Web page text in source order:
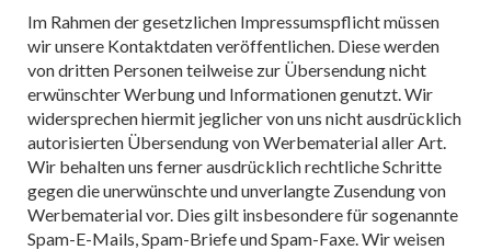
Im Rahmen der gesetzlichen Impressumspflicht müssen
wir unsere Kontaktdaten veröffentlichen. Diese werden
von dritten Personen teilweise zur Übersendung nicht
erwünschter Werbung und Informationen genutzt. Wir
widersprechen hiermit jeglicher von uns nicht ausdrücklich
autorisierten Übersendung von Werbematerial aller Art.
Wir behalten uns ferner ausdrücklich rechtliche Schritte
gegen die unerwünschte und unverlangte Zusendung von
Werbematerial vor. Dies gilt insbesondere für sogenannte
Spam-E-Mails, Spam-Briefe und Spam-Faxe. Wir weisen